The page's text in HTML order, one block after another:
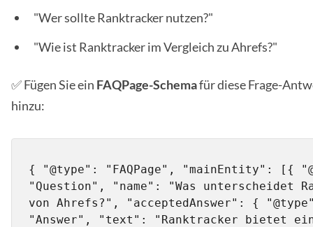
"Wer sollte Ranktracker nutzen?"
"Wie ist Ranktracker im Vergleich zu Ahrefs?"
✅ Fügen Sie ein FAQPage-Schemafür diese Frage-
hinzu:
{ "@type": "FAQPage", "mainEntity": [{
"Question", "name": "Was unterscheidet
von Ahrefs?", "acceptedAnswer": {
"Answer", "text": "Ranktracker bietet